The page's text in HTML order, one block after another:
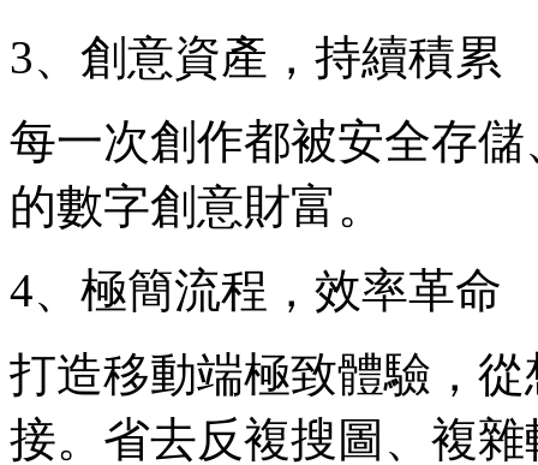
3、創意資產，持續積累
每一次創作都被安全存
的數字創意財富。
4、極簡流程，效率革命
打造移動端極致體驗，
接。省去反複搜圖、複